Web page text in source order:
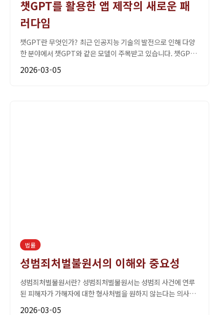
챗GPT를 활용한 앱 제작의 새로운 패
러다임
챗GPT란 무엇인가? 최근 인공지능 기술의 발전으로 인해 다양
한 분야에서 챗GPT와 같은 모델이 주목받고 있습니다. 챗GPT
2026-03-05
법률
성범죄처벌불원서의 이해와 중요성
성범죄처벌불원서란? 성범죄처벌불원서는 성범죄 사건에 연루
된 피해자가 가해자에 대한 형사처벌을 원하지 않는다는 의사를
2026-03-05